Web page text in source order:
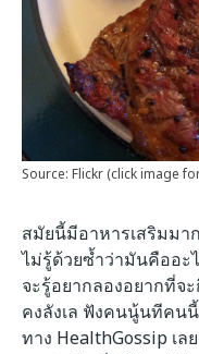
Source: Flickr (click image
สมัยนี้มีอาหารเสริมมา
ไม่รู้ด้วยซ้ำว่ามันคืออะ
จะรู้อยากลองอยากที่จ
คงลังเล ฟังคนนู้นทีคน
ทาง HealthGossip เ